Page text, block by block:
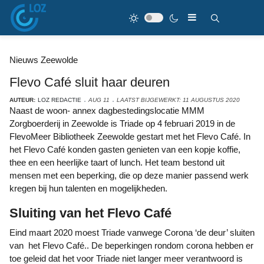
Nieuws Zeewolde
Flevo Café sluit haar deuren
AUTEUR: LOZ REDACTIE AUG 11 LAATST BIJGEWERKT: 11 AUGUSTUS 2020
Naast de woon- annex dagbestedingslocatie MMM
Zorgboerderij in Zeewolde is Triade op 4 februari 2019 in de
FlevoMeer Bibliotheek Zeewolde gestart met het Flevo Café. In
het Flevo Café konden gasten genieten van een kopje koffie,
thee en een heerlijke taart of lunch. Het team bestond uit
mensen met een beperking, die op deze manier passend werk
kregen bij hun talenten en mogelijkheden.
Sluiting van het Flevo Café
Eind maart 2020 moest Triade vanwege Corona ‘de deur’ sluiten
van het Flevo Café.. De beperkingen rondom corona hebben er
toe geleid dat het voor Triade niet langer meer verantwoord is